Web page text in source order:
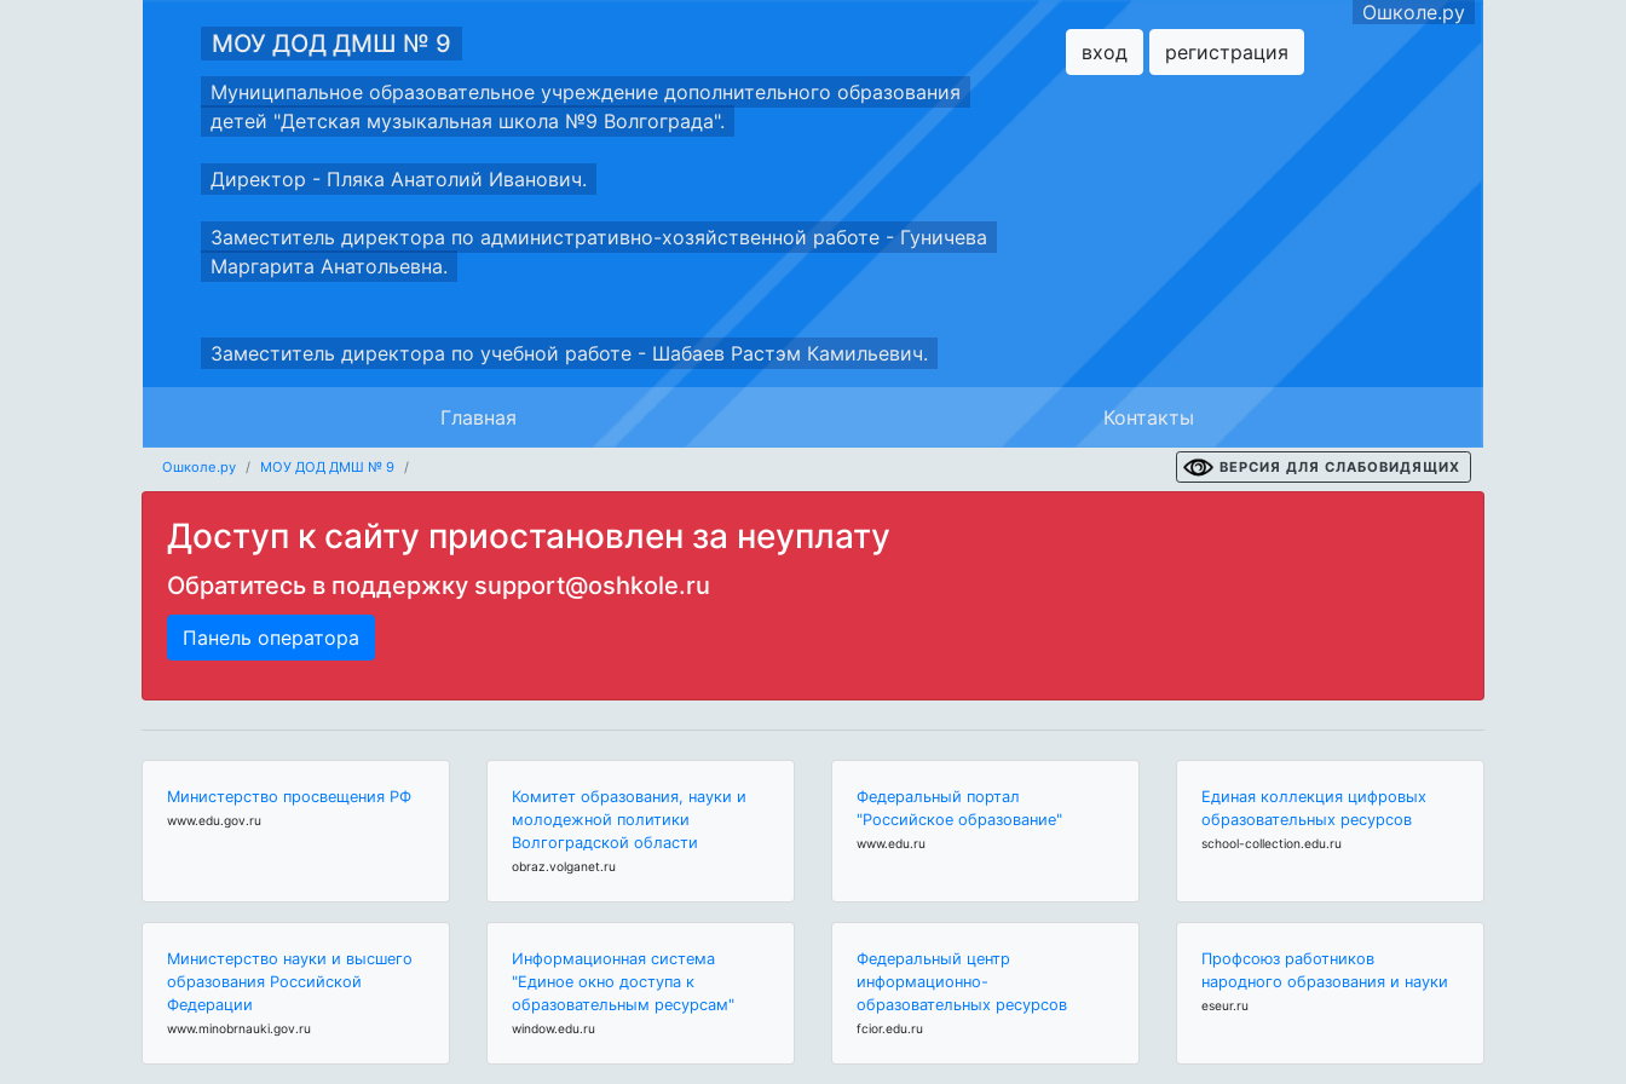
МОУ ДОД ДМШ № 9
Муниципальное образовательное учреждение дополнительного образования
детей "Детская музыкальная школа №9 Волгограда".
Директор - Пляка Анатолий Иванович.
Заместитель директора по административно-хозяйственной работе - Гуничева
Маргарита Анатольевна.
Заместитель директора по учебной работе - Шабаев Растэм Камильевич.
Ошколе.ру
вход
регистрация
Главная Контакты
Ошколе.ру МОУ ДОД ДМШ № 9 ВЕРСИЯ ДЛЯ СЛАБОВИДЯЩИХ
Доступ к сайту приостановлен за неуплату
Обратитесь в поддержку support@oshkole.ru
Панель оператора
Министерство просвещения РФ
www.edu.gov.ru
Комитет образования, науки и
молодежной политики
Волгоградской области
obraz.volganet.ru
Федеральный портал
"Российское образование"
www.edu.ru
Единая коллекция цифровых
образовательных ресурсов
school-collection.edu.ru
Министерство науки и высшего
образования Российской
Федерации
www.minobrnauki.gov.ru
Информационная система
"Единое окно доступа к
образовательным ресурсам"
window.edu.ru
Федеральный центр
информационно-
образовательных ресурсов
fcior.edu.ru
Профсоюз работников
народного образования и науки
eseur.ru